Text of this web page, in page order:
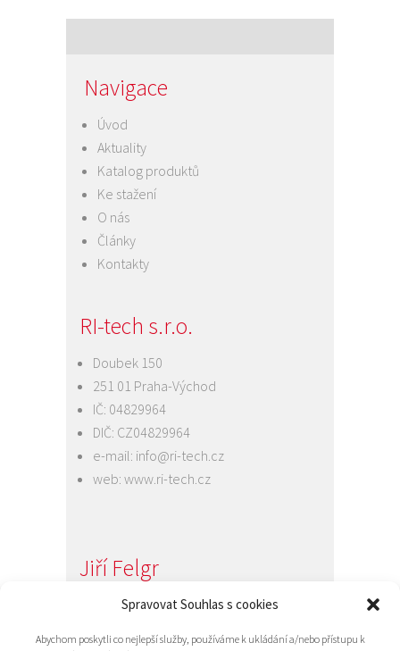
Spravovat Souhlas s cookies
Abychom poskytli co nejlepší služby, používáme k ukládání a/nebo přístupu k
Navigace
Úvod
Aktuality
Katalog produktů
Ke stažení
O nás
Články
Kontakty
RI-tech s.r.o.
Doubek 150
251 01 Praha-Východ
IČ: 04829964
DIČ: CZ04829964
e-mail: info@ri-tech.cz
web: www.ri-tech.cz
Jiří Felgr
Jednatel společnosti